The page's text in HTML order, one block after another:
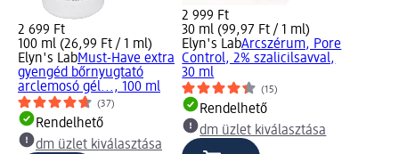
2 699 Ft
100 ml (26,99 Ft / 1 ml)
Elyn's LabMust-Have extra
gyengéd bőrnyugtató
arclemosó gél..., 100 ml
(37)
Rendelhető
dm üzlet kiválasztása
2 999 Ft
30 ml (99,97 Ft / 1 ml)
Elyn's LabArcszérum, Pore
Control, 2% szalicilsavval,
30 ml
(15)
Rendelhető
dm üzlet kiválasztása